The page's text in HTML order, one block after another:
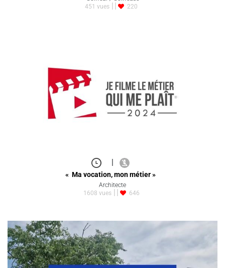
451 vues
220
« Ma vocation, mon métier »
Architecte
1608 vues
646